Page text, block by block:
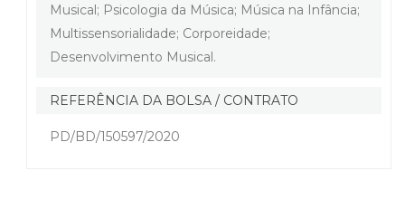
Musical; Psicologia da Música; Música na Infância;
Multissensorialidade; Corporeidade;
Desenvolvimento Musical.
REFERÊNCIA DA BOLSA / CONTRATO
PD/BD/150597/2020